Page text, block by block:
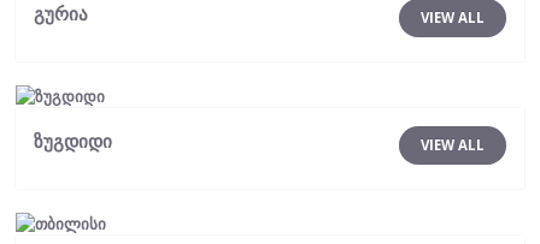
VIEW ALL
გურია
VIEW ALL
ზუგდიდი